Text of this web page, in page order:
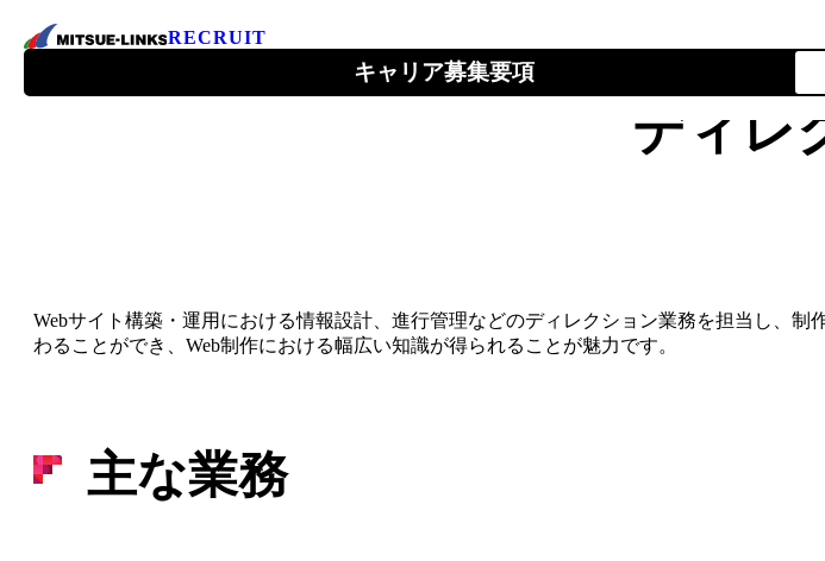
RECRUIT
キャリア募集要項
1ページでわかるミツエーリンクス
トップメッセージ
ディレ
Webサイト構築・運用における情報設計、進行管理などのディレクション業務を担当し、
わることができ、Web制作における幅広い知識が得られることが魅力です。
主な業務